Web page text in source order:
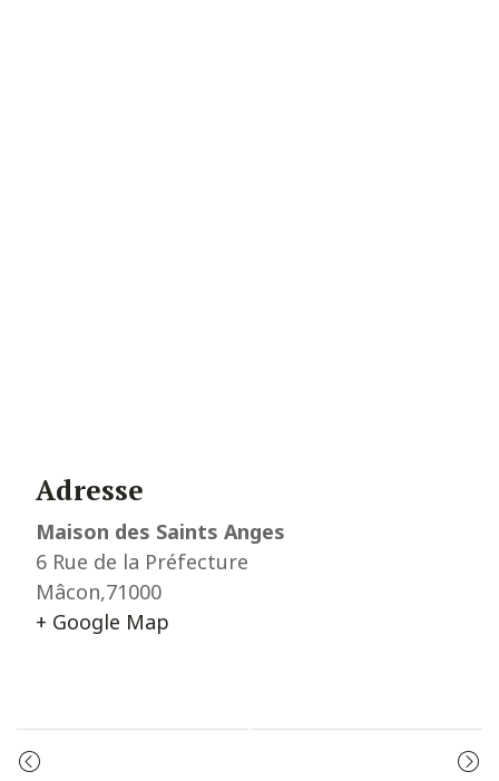
Adresse
Maison des Saints Anges
6 Rue de la Préfecture
Mâcon,71000
+ Google Map
Event